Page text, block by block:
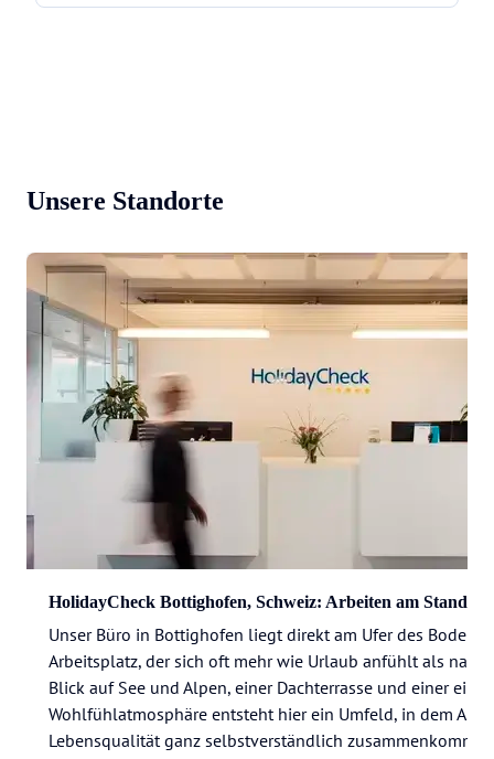
Unsere Standorte
HolidayCheck Bottighofen, Schweiz: Arbeiten am Standort
Unser Büro in Bottighofen liegt direkt am Ufer des
Arbeitsplatz, der sich oft mehr wie Urlaub anfühlt als nach
Blick auf See und Alpen, einer Dachterrasse und einer
Wohlfühlatmosphäre entsteht hier ein Umfeld, in dem
Lebensqualität ganz selbstverständlich